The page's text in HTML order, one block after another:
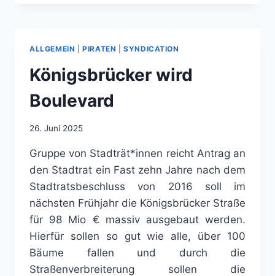
HERPERTZ
STELLT
63
FRAGEN
AN
ALLGEMEIN |PIRATEN |SYNDICATION
Königsbrücker wird
Boulevard
26. Juni 2025
Gruppe von Stadträt*innen reicht Antrag an
den Stadtrat ein Fast zehn Jahre nach dem
Stadtratsbeschluss von 2016 soll im
nächsten Frühjahr die Königsbrücker Straße
für 98 Mio € massiv ausgebaut werden.
Hierfür sollen so gut wie alle, über 100
Bäume fallen und durch die
Straßenverbreiterung sollen die